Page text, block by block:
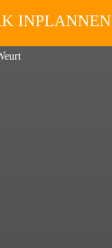
INPLANNEN